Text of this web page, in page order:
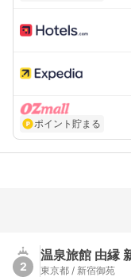
ポイント貯まる
2
温泉旅館 由縁
東京都 / 新宿御苑